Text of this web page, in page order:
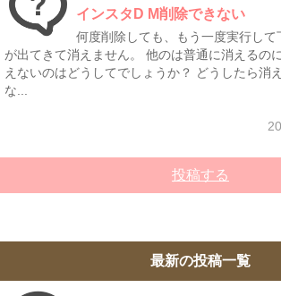
インスタD M削除できない
何度削除しても、もう一度実行して
が出てきて消えません。 他のは普通に消えるの
えないのはどうしてでしょうか？ どうしたら消
な...
投稿する
最新の投稿一覧